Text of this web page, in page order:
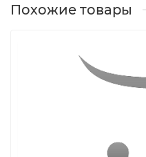
Похожие товары